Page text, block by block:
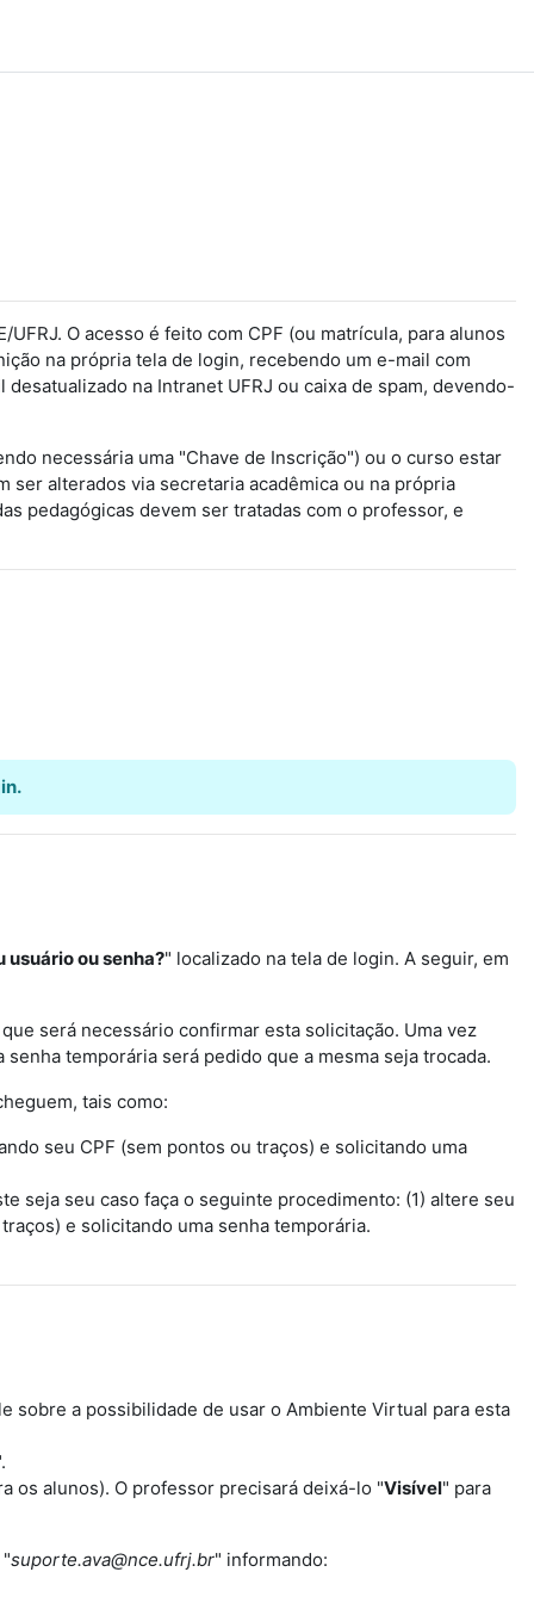
O acesso é feito com CPF (ou matrícula, para alunos
na própria tela de login, recebendo um e-mail com
na Intranet UFRJ ou caixa de spam, devendo-
necessária uma "Chave de Inscrição") ou o curso estar
ser alterados via secretaria acadêmica ou na própria
pedagógicas devem ser tratadas com o professor, e
usuário ou senha?" localizado na tela de login. A seguir, em
será necessário confirmar esta solicitação. Uma vez
senha temporária será pedido que a mesma seja trocada.
tais como:
seu CPF (sem pontos ou traços) e solicitando uma
seja seu caso faça o seguinte procedimento: (1) altere seu
e solicitando uma senha temporária.
sobre a possibilidade de usar o Ambiente Virtual para esta
os alunos). O professor precisará deixá-lo "Visível" para
suporte.ava@nce.ufrj.br" informando: